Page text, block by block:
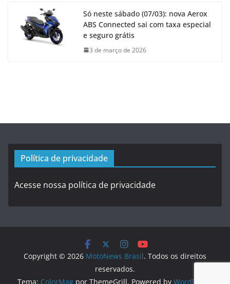
Só neste sábado (07/03): nova Aerox
ABS Connected sai com taxa especial
e seguro grátis
3 de março de 2026
Política de privacidade
Acesse nossa política de privacidade
Copyright © 2026 MotoNews Brasil. Todos os direitos
reservados.
Tema: ColorMag por ThemeGrill. Powered by WordPress